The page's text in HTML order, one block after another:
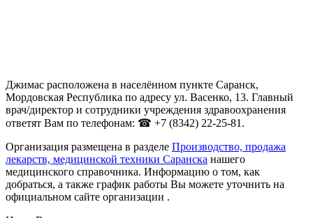
Джимас расположена в населённом пункте Саранск,
Мордовская Республика по адресу ул. Васенко, 13. Главный
врач/директор и сотрудники учреждения здравоохранения
ответят Вам по телефонам: ☎ +7 (8342) 22-25-81.
Организация размещена в разделе Производство, продажа
лекарств, медицинской техники Саранска нашего
медицинского справочника. Информацию о том, как
добраться, а также график работы Вы можете уточнить на
официальном сайте организации .